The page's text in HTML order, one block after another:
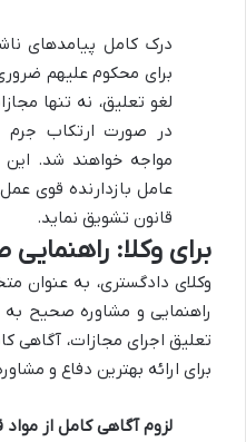
درک کامل پیامدهای
برای محکوم علیهم
لغو تعلیق، نه تنها
در صورت ارتکاب جرم
مواجه خواهند شد. این
عامل بازدارنده قوی
قانون تشویق نماید.
برای وکلا:
وکلای دادگستری، به عنوان
راهنمایی و مشاوره صحیح به
تعلیق اجرای مجازات، آگاهی
برای ارائه بهترین دفاع و
لزوم آگاهی کامل از مواد